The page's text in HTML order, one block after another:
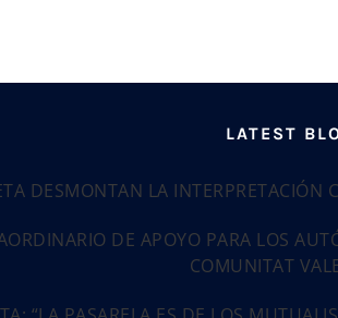
LATEST
DESMONTAN LA INTERPRETACIÓN
DE APOYO PARA LOS
COMUNITAT